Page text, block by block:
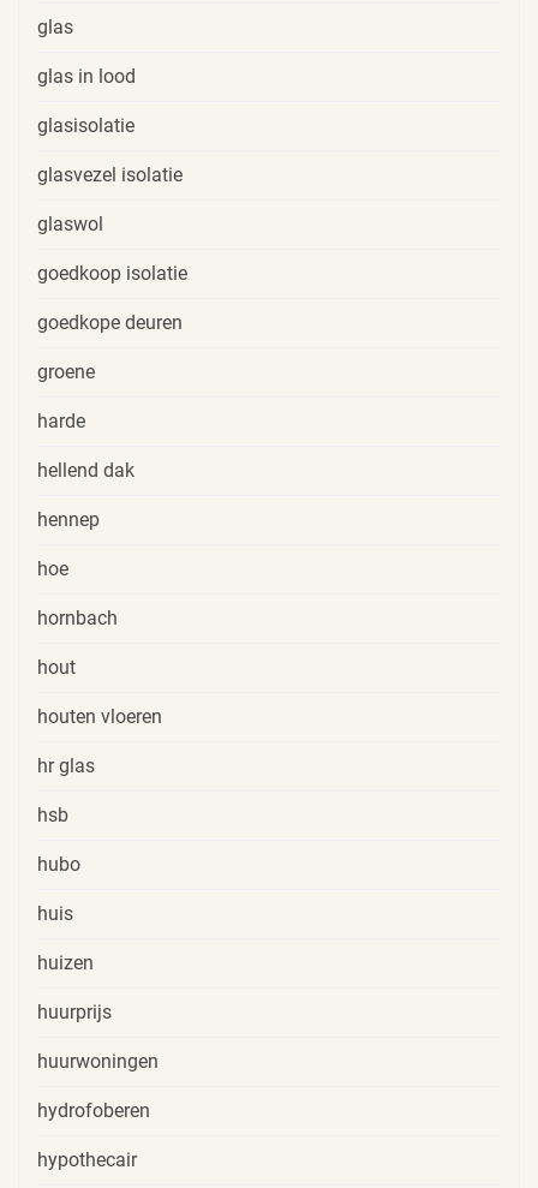
glas
glas in lood
glasisolatie
glasvezel isolatie
glaswol
goedkoop isolatie
goedkope deuren
groene
harde
hellend dak
hennep
hoe
hornbach
hout
houten vloeren
hr glas
hsb
hubo
huis
huizen
huurprijs
huurwoningen
hydrofoberen
hypothecair